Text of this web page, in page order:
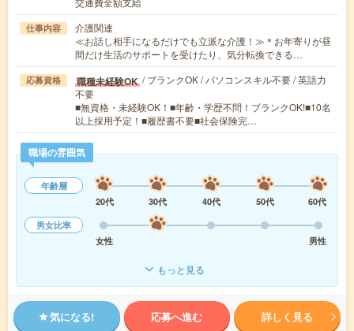
仕事内容
介護関連
≪お話し相手になるだけでも立派な介護！≫＊お年寄りが昼
間だけ生活のサポートを受けたり、気分転換できる…
応募資格 職種未経験OK / ブランクOK / パソコンスキル不要 / 英語力
不要
■無資格・未経験OK！■年齢・学歴不問！ブランクOK!■10名
以上採用予定！■履歴書不要■社会保険完…
職場の雰囲気
年齢層
20代
30代 40代 50代
60代
男女比率
女性
男性
もっと見る
気になる! 応募へ進む 詳しく見る